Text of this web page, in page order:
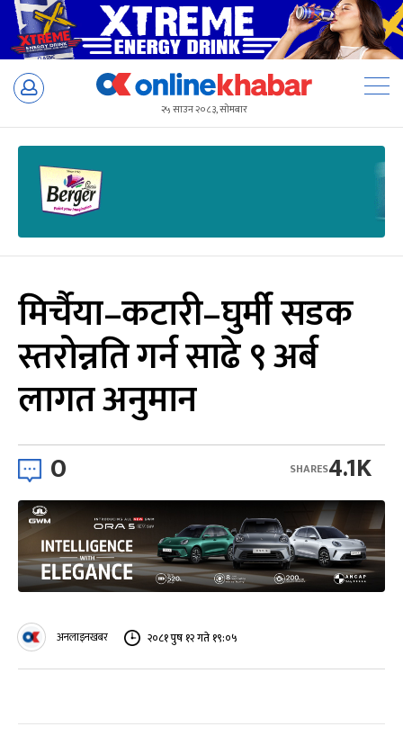
Skip
२५ साउन २०८३, सोमबार
मिर्चैया–कटारी–घुर्मी सडक
स्तरोन्नति गर्न साढे ९ अर्ब
लागत अनुमान
0 4.1K
SHARES
अनलाइनखबर २०८१ पुष १२ गते १९:०५